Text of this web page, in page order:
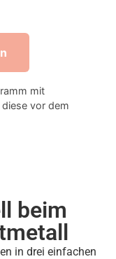
mit
vor dem
beim
in drei einfachen